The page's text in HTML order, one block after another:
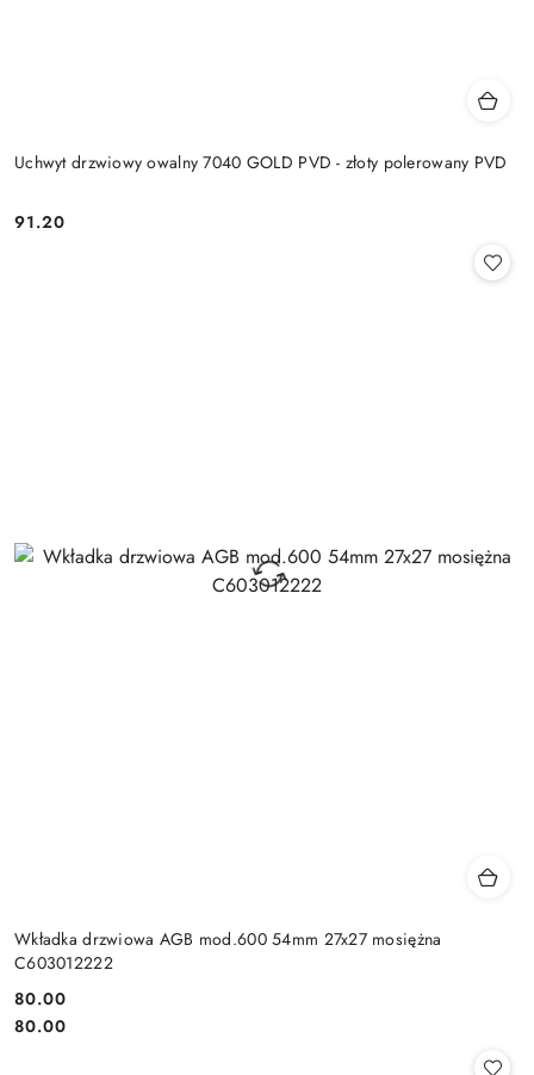
Uchwyt drzwiowy owalny 7040 GOLD PVD - złoty polerowany PVD
Cena:
91.20
Wkładka drzwiowa AGB mod.600 54mm 27x27 mosiężna
C603012222
Cena:
80.00
Cena:
80.00